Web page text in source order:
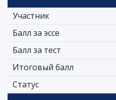
Участник
Балл за эссе
Балл за тест
Итоговый балл
Статус